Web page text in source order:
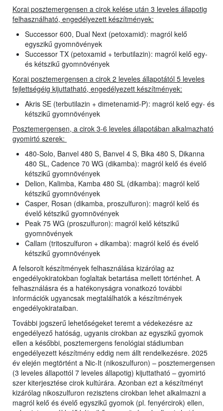
Korai posztemergensen a cirok kelése után 3 leveles állapotig
felhasználható, engedélyezett készítmények:
Successor 600, Dual Next (petoxamid): magról kelő
egyszikű gyomnövények
Successor TX (petoxamid + terbutilazin): magról kelő egy-
és kétszikű gyomnövények
Korai posztemergensen a cirok 2 leveles állapotától 5 leveles
fejlettségéig kijuttatható, engedélyezett készítmények:
Akris SE (terbutilazin + dimetenamid-P): magról kelő egy- és
kétszikű gyomnövények
Posztemergensen, a cirok 3-6 leveles állapotában alkalmazható
gyomirtó szerek:
480-Solo, Banvel 480 S, Banvel 4 S, Bika 480 S, Dikanna
480 SL, Cadence 70 WG (dikamba): magról kelő és évelő
kétszikű gyomnövények
Delion, Kalimba, Kamba 480 SL (dikamba): magról kelő
kétszikű gyomnövények
Casper, Rosan (dikamba, proszulfuron): magról kelő és
évelő kétszikű gyomnövények
Peak 75 WG (proszulfuron): magról kelő kétszikű
gyomnövények
Callam (tritoszulfuron + dikamba): magról kelő és évelő
kétszikű gyomnövények
A felsorolt készítmények felhasználása kizárólag az
engedélyokiratokban foglaltak betartása mellett történhet. A
felhasználásra és a hatékonyságra vonatkozó további
információk ugyancsak megtalálhatók a készítmények
engedélyokirataiban.
További jogszerű lehetőségeket teremt a védekezésre az
engedélyező hatóság, ugyanis cirokban az egyszikű gyomok
ellen a későbbi, posztemergens fenológiai stádiumban
engedélyezett készítmény eddig nem állt rendelkezésre. 2025
év elején megtörtént a Nic-It (nikoszulfuron) – posztemergensen
(3 leveles állapottól 7 leveles állapotig) kijuttatható – gyomirtó
szer kiterjesztése cirok kultúrára. Azonban ezt a készítményt
kizárólag nikoszulfuron rezisztens cirokban lehet alkalmazni a
magról kelő és évelő egyszikű gyomok (pl. fenyércirok) ellen,